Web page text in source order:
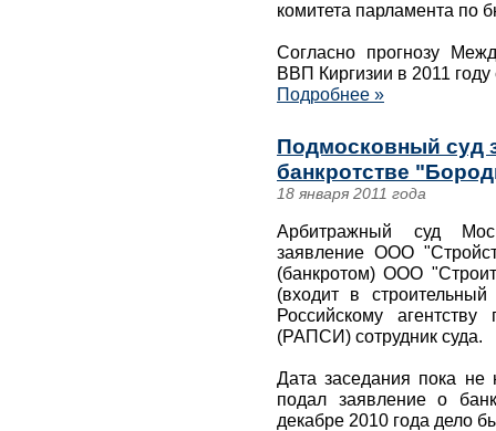
комитета парламента по
Согласно прогнозу
ВВП Киргизии в 2011 году
Подробнее »
Подмосковный суд
банкротстве
18 января 2011 года
Арбитражный суд
заявление ООО
(банкротом) ООО
(входит в
Российскому
(РАПСИ) сотрудник суда.
Дата заседания пока не
подал заявление о
декабре 2010 года дело